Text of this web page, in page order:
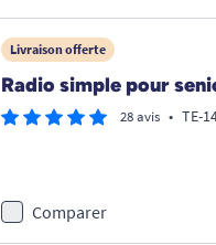
Livraison offerte
Radio simple pour
28 avis • TE-
Comparer